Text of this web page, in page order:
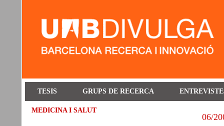
TESIS GRUPS DE RECERCA
MEDICINA I SALUT
06/